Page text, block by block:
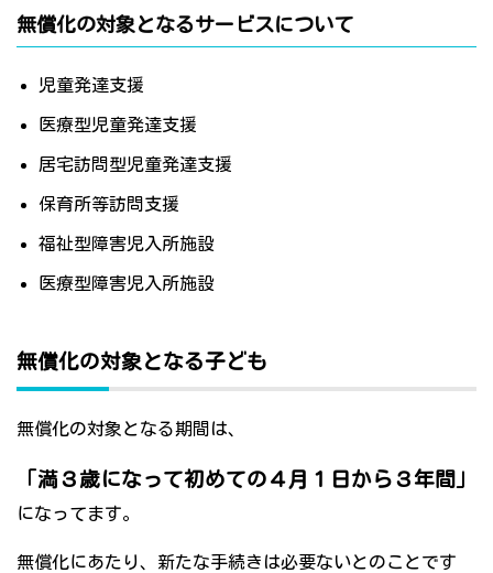
無償化の対象となるサービスについて
児童発達支援
医療型児童発達支援
居宅訪問型児童発達支援
保育所等訪問支援
福祉型障害児入所施設
医療型障害児入所施設
無償化の対象となる子ども
無償化の対象となる期間は、
「満３歳になって初めての４月１日から３年間」
になってます。
無償化にあたり、新たな手続きは必要ないとのことです